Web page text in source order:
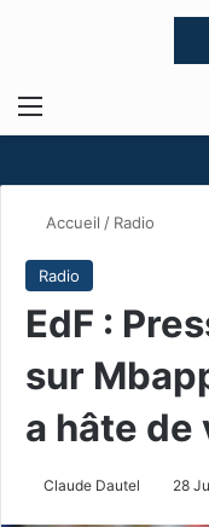
Menu
Accueil / Radio
Radio
EdF :
sur
a hâte de
Claude Dautel 28